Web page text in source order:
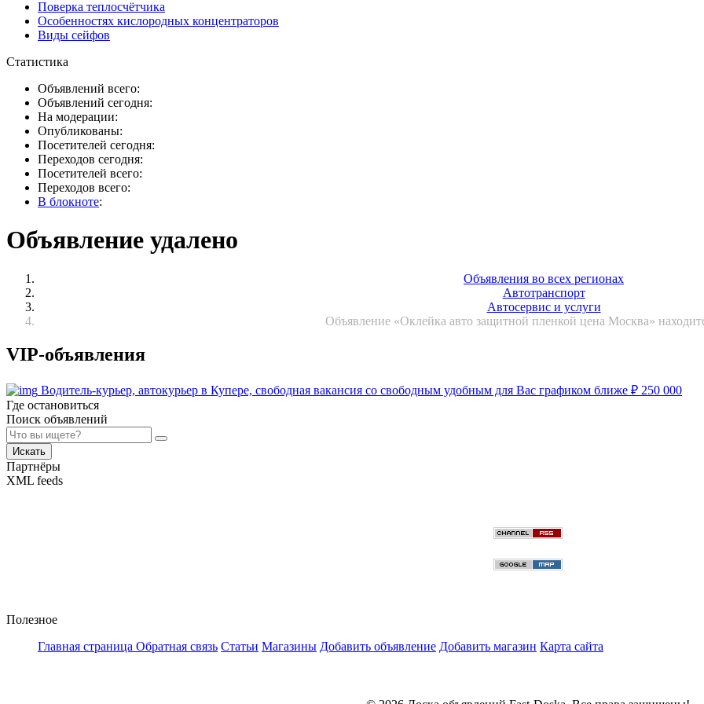
Поверка теплосчётчика
Особенностях кислородных концентраторов
Виды сейфов
Статистика
Объявлений всего:
Объявлений сегодня:
На модерации:
Опубликованы:
Посетителей сегодня:
Переходов сегодня:
Посетителей всего:
Переходов всего:
В блокноте:
Объявление удалено
Объявления во всех регионах
Автотранспорт
Автосервис и услуги
Объявление «Оклейка авто защитной пленкой цена Москва»
VIP-объявления
Водитель-курьер, автокурьер в Купере, свободная вакансия со свободным удобным для Вас графиком ближе ₽ 250 000
Где остановиться
Поиск объявлений
Искать
Партнёры
XML feeds
Полезное
Главная страница Обратная связь Статьи Магазины Добавить объявление Добавить магазин Карта сайта